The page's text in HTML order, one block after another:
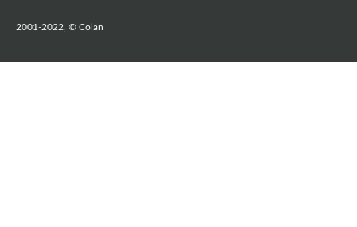
2001-2022, © Colan